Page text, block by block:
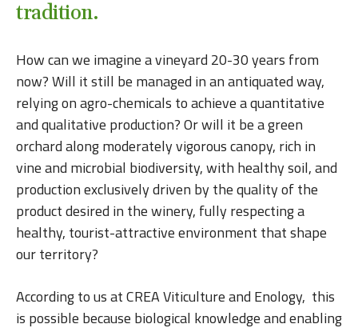
tradition.
How can we imagine a vineyard 20-30 years from
now? Will it still be managed in an antiquated way,
relying on agro-chemicals to achieve a quantitative
and qualitative production? Or will it be a green
orchard along moderately vigorous canopy, rich in
vine and microbial biodiversity, with healthy soil, and
production exclusively driven by the quality of the
product desired in the winery, fully respecting a
healthy, tourist-attractive environment that shape
our territory?
According to us at CREA Viticulture and Enology, this
is possible because biological knowledge and enabling